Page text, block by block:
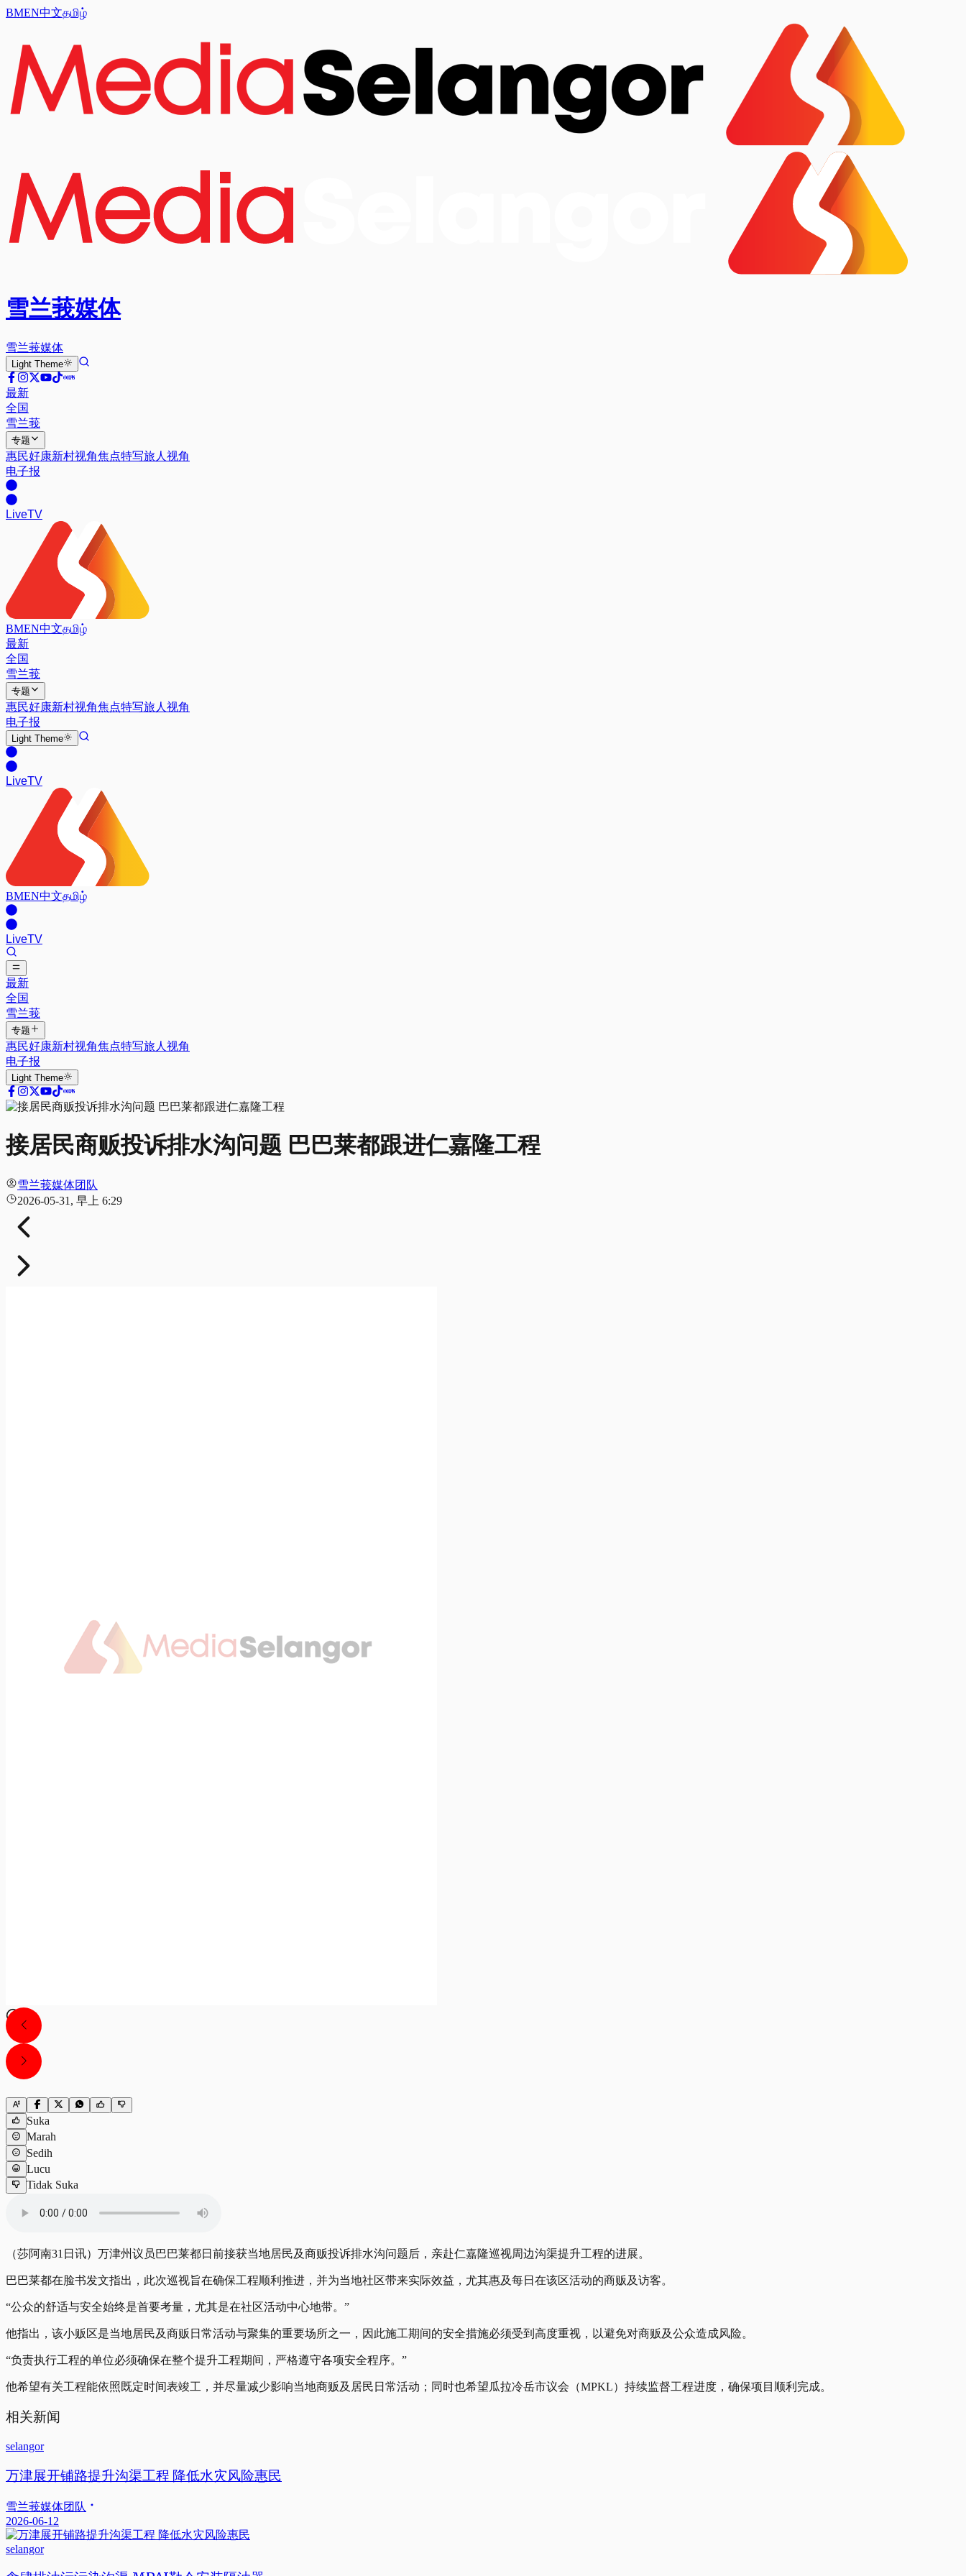
BMEN中文தமிழ்
雪兰莪媒体
雪兰莪媒体
Light Theme
最新
全国
雪兰莪
专题
惠民好康新村视角焦点特写旅人视角
电子报
LiveTV
BMEN中文தமிழ்
最新
全国
雪兰莪
专题
惠民好康新村视角焦点特写旅人视角
电子报
Light Theme
LiveTV
BMEN中文தமிழ்
LiveTV
最新
全国
雪兰莪
专题
惠民好康新村视角焦点特写旅人视角
电子报
Light Theme
接居民商贩投诉排水沟问题 巴巴莱都跟进仁嘉隆工程
雪兰莪媒体团队
2026-05-31, 早上 6:29
Suka
Marah
Sedih
Lucu
Tidak Suka
（莎阿南31日讯）万津州议员巴巴莱都日前接获当地居民及商贩投诉排水沟问题后，亲赴仁嘉隆巡视周边沟渠提升工程的进展。
巴巴莱都在脸书发文指出，此次巡视旨在确保工程顺利推进，并为当地社区带来实际效益，尤其惠及每日在该区活动的商贩及访客。
“公众的舒适与安全始终是首要考量，尤其是在社区活动中心地带。”
他指出，该小贩区是当地居民及商贩日常活动与聚集的重要场所之一，因此施工期间的安全措施必须受到高度重视，以避免对商贩及公众造成风险。
“负责执行工程的单位必须确保在整个提升工程期间，严格遵守各项安全程序。”
他希望有关工程能依照既定时间表竣工，并尽量减少影响当地商贩及居民日常活动；同时也希望瓜拉冷岳市议会（MPKL）持续监督工程进度，确保项目顺利完成。
相关新闻
selangor
万津展开铺路提升沟渠工程 降低水灾风险惠民
雪兰莪媒体团队
2026-06-12
selangor